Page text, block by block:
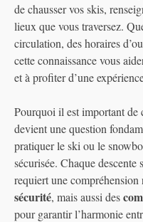
de chausser vos skis,
lieux que vous traversez.
circulation, des horaires
cette connaissance vous
et à profiter d’une
Pourquoi il est important de
devient une question
pratiquer le ski ou le
sécurisée. Chaque descente
requiert une compréhension
sécurité, mais aussi des
pour garantir l’harmonie